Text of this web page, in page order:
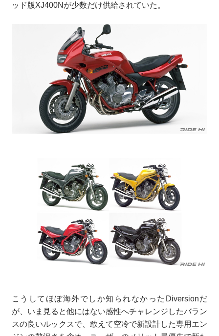
ッド版XJ400Nが少数だけ供給されていた。
こうしてほぼ海外でしか知られなかったDiversionだ
が、いま見ると他にはない感性へチャレンジしたバラン
スの良いルックスで、敢えて空冷で新設計した専用エン